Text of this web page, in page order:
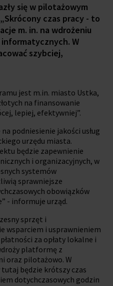
się w pilotażowym
czas pracy - to
m. in. na wdrożeniu
W
szybciej,
jest m.in. miasto Ustka,
na finansowanie
lepiej, efektywniej”.
podniesienie jakości usług
urzędu miasta.
będzie zapewnienie
i organizacyjnych, w
systemów
sprawniejsze
obowiązków
- informuje urząd.
sprzęt i
wsparciem i usprawnieniem
za opłaty lokalne i
platformę z
oraz pilotażowo. W
będzie krótszy czas
dotychczasowych godzin